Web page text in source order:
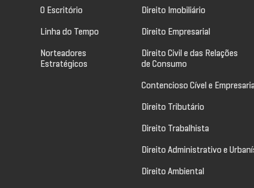
O Escritório
Linha do Tempo
Norteadores
Estratégicos
Direito Imobiliário
Direito Empresarial
Direito Civil e das Relações
de Consumo
Contencioso Cível e
Direito Tributário
Direito Trabalhista
Direito Administrativo e
Direito Ambiental